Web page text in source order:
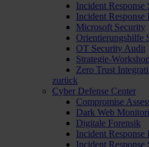
Incident Response
Incident Response
Microsoft Security
Orientierungshilfe
OT Security Audit
Strategie-
Zero Trust
zurück
Cyber Defense Center
Compromise
Dark Web
Digitale Forensik
Incident Response
Incident Response